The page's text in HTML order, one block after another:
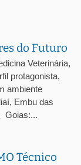
do Futuro
Veterinária,
protagonista,
ambiente
Embu das
Goias:...
Técnico